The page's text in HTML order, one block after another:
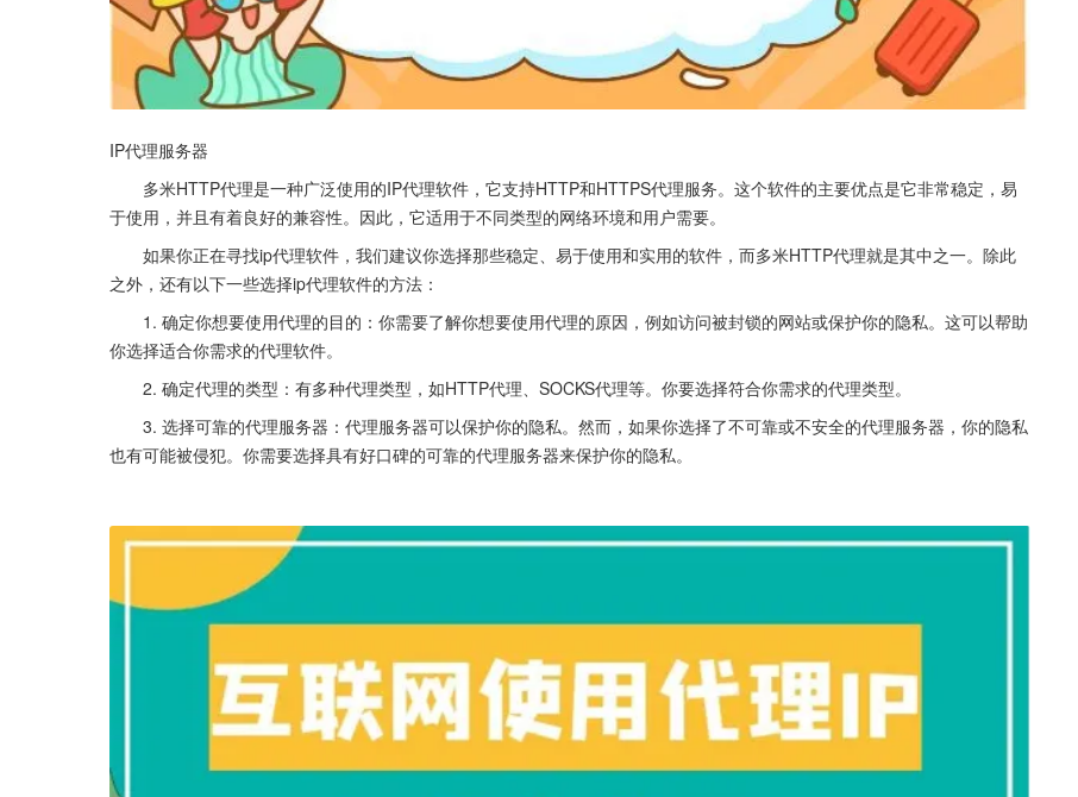
IP代理服务器
多米HTTP代理是一种广泛使用的IP代理软件，它支持HTTP和HTTPS代理服务。这个软件的主要优点是它非常稳定，易
于使用，并且有着良好的兼容性。因此，它适用于不同类型的网络环境和用户需要。
如果你正在寻找ip代理软件，我们建议你选择那些稳定、易于使用和实用的软件，而多米HTTP代理就是其中之一。除此
之外，还有以下一些选择ip代理软件的方法：
1. 确定你想要使用代理的目的：你需要了解你想要使用代理的原因，例如访问被封锁的网站或保护你的隐私。这可以帮助
你选择适合你需求的代理软件。
2. 确定代理的类型：有多种代理类型，如HTTP代理、SOCKS代理等。你要选择符合你需求的代理类型。
3. 选择可靠的代理服务器：代理服务器可以保护你的隐私。然而，如果你选择了不可靠或不安全的代理服务器，你的隐私
也有可能被侵犯。你需要选择具有好口碑的可靠的代理服务器来保护你的隐私。